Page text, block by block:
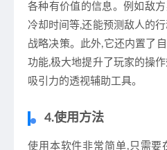
各种有价值的信息。例如敌
冷却时间等,还能预测敌人的
战略决策。此外,它还内置了
功能,极大地提升了玩家的操
吸引力的透视辅助工具。
4.使用方法
使用本软件非常简单,只需要